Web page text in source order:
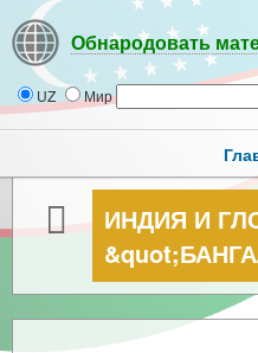
Обнародовать
UZ Мир
ИНДИЯ И